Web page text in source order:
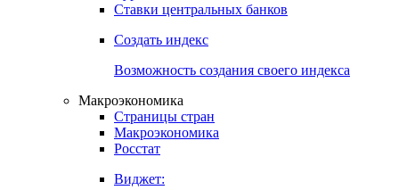
Ставки центральных банков
Создать индекс
Возможность создания своего индекса
Макроэкономика
Страницы стран
Макроэкономика
Росстат
Виджет: